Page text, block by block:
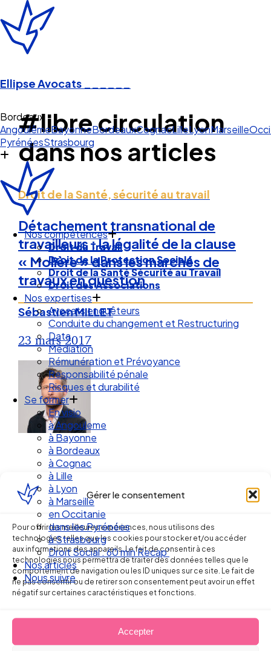
Gérer le consentement
Pour offrir les meilleures expériences, nous utilisons des
technologies telles que les cookies pour stocker et/ou accéder
aux informations des appareils. Le fait de consentir à ces
technologies nous permettra de traiter des données telles que le
comportement de navigation ou les ID uniques sur ce site. Le fait de
ne pas consentir ou de retirer son consentement peut avoir un effet
négatif sur certaines caractéristiques et fonctions.
Accepter
Ellipse Avocats
Bordeaux
AngoulêmeBayonneBordeauxCognacLilleLyonMarseille
PyrénéesStrasbourg
Nos compétences
Droit du Travail
Droit de la Protection Sociale
Droit de la Santé Sécurité au Travail
Droit des Associations
Nos expertises
Avocats enquêteurs
Conduite du changement et Restructuring
Data
Médiation
Rémunération et Prévoyance
Responsabilité pénale
Risques et durabilité
Se former
En visio
à Angouleme
à Bayonne
à Bordeaux
à Cognac
à Lille
à Lyon
à Marseille
en Occitanie
dans les Pyrénées
à Strasbourg
Droit Social : 60 min Recap’
Nos articles
Nous suivre
#libre circulation
dans nos articles
Droit de la Santé, sécurité au travail
Détachement transnational de
travailleurs : la légalité de la clause
« Molière » dans les marchés de
travaux en question
Sébastien MILLET
23 mars 2017
Ellipse Avocats
Réseau
de cabinets
d’avocats